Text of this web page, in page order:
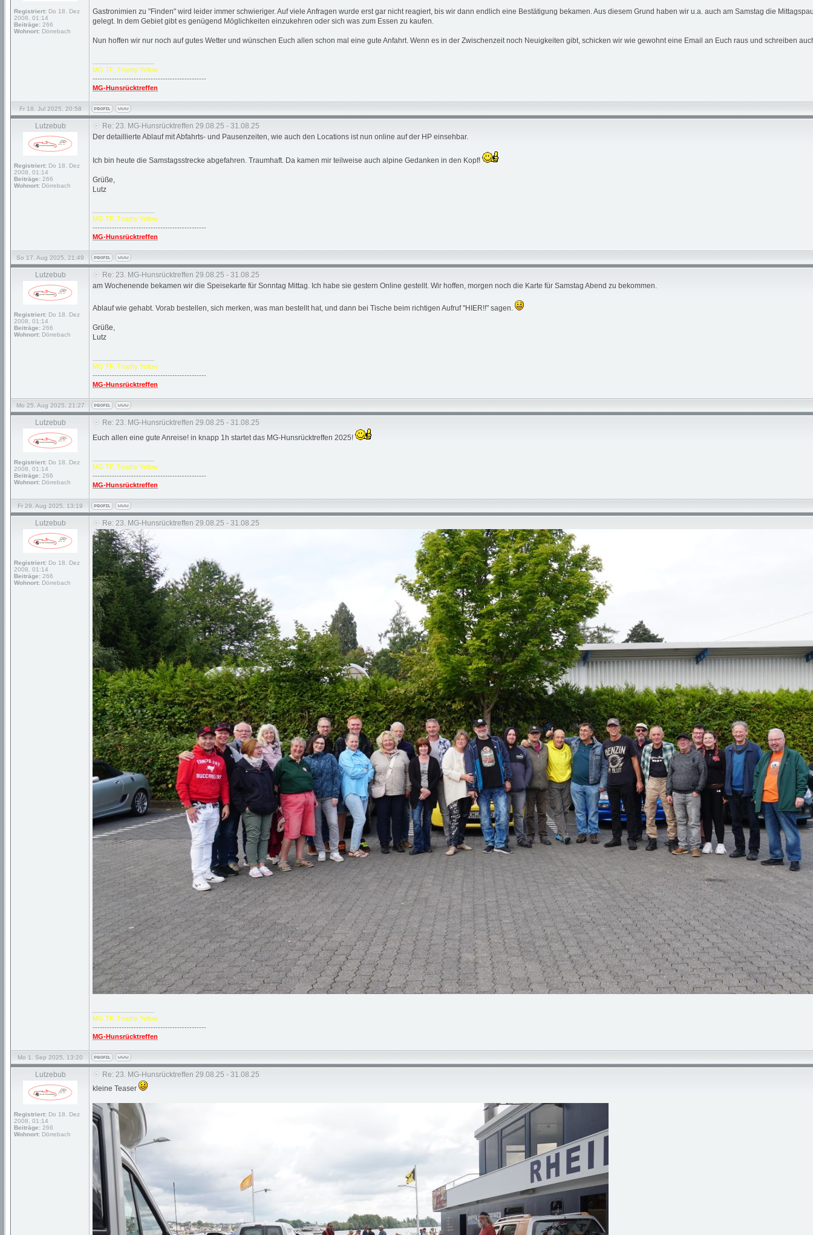
Registriert: Do 18. Dez
2008, 01:14
Beiträge: 266
Wohnort: Dörrebach
Gastronimien zu "Finden" wird leider immer schwieriger. Auf viele Anfragen wurde erst gar nicht reagiert, bis wir dann endlich eine Bestätigung bekamen. Aus diesem Grund haben wir u.a. auch am Samstag die
gelegt. In dem Gebiet gibt es genügend Möglichkeiten einzukehren oder sich was zum Essen zu kaufen.
Nun hoffen wir nur noch auf gutes Wetter und wünschen Euch allen schon mal eine gute Anfahrt. Wenn es in der Zwischenzeit noch Neuigkeiten gibt, schicken wir wie gewohnt eine Email an Euch raus und schreiben
MG TF, Trophy Yellow
-----------------------------------------------
MG-Hunsrücktreffen
Fr 18. Jul 2025, 20:58
Lutzebub
Registriert: Do 18. Dez
2008, 01:14
Beiträge: 266
Wohnort: Dörrebach
Re: 23. MG-Hunsrücktreffen 29.08.25 - 31.08.25
Der detaillierte Ablauf mit Abfahrts- und Pausenzeiten, wie auch den Locations ist nun online auf der HP einsehbar.
Ich bin heute die Samstagsstrecke abgefahren. Traumhaft. Da kamen mir teilweise auch alpine Gedanken in den Kopf!
Grüße,
Lutz
MG TF, Trophy Yellow
-----------------------------------------------
MG-Hunsrücktreffen
So 17. Aug 2025, 21:49
Lutzebub
Registriert: Do 18. Dez
2008, 01:14
Beiträge: 266
Wohnort: Dörrebach
Re: 23. MG-Hunsrücktreffen 29.08.25 - 31.08.25
am Wochenende bekamen wir die Speisekarte für Sonntag Mittag. Ich habe sie gestern Online gestellt. Wir hoffen, morgen noch die Karte für Samstag Abend zu bekommen.
Ablauf wie gehabt. Vorab bestellen, sich merken, was man bestellt hat, und dann bei Tische beim richtigen Aufruf "HIER!!" sagen.
Grüße,
Lutz
MG TF, Trophy Yellow
-----------------------------------------------
MG-Hunsrücktreffen
Mo 25. Aug 2025, 21:27
Lutzebub
Registriert: Do 18. Dez
2008, 01:14
Beiträge: 266
Wohnort: Dörrebach
Re: 23. MG-Hunsrücktreffen 29.08.25 - 31.08.25
Euch allen eine gute Anreise! in knapp 1h startet das MG-Hunsrücktreffen 2025!
MG TF, Trophy Yellow
-----------------------------------------------
MG-Hunsrücktreffen
Fr 29. Aug 2025, 13:19
Lutzebub
Registriert: Do 18. Dez
2008, 01:14
Beiträge: 266
Wohnort: Dörrebach
Re: 23. MG-Hunsrücktreffen 29.08.25 - 31.08.25
MG TF, Trophy Yellow
-----------------------------------------------
MG-Hunsrücktreffen
Mo 1. Sep 2025, 13:20
Lutzebub
Registriert: Do 18. Dez
2008, 01:14
Beiträge: 266
Wohnort: Dörrebach
Re: 23. MG-Hunsrücktreffen 29.08.25 - 31.08.25
kleine Teaser